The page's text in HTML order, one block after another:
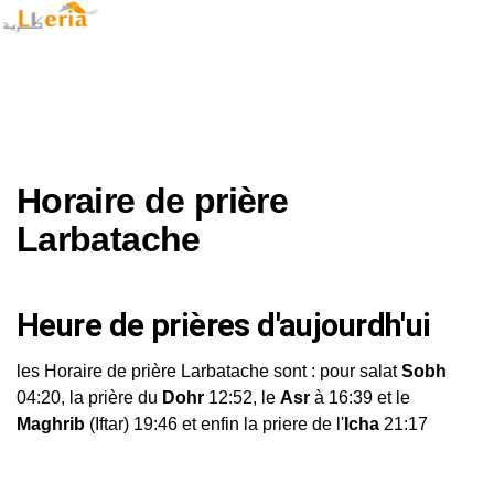
Horaire de prière
Larbatache
Heure de prières d'aujourdh'ui
les Horaire de prière Larbatache sont : pour salatSobh
04:20, la prière du Dohr 12:52, le Asr à 16:39 et le
Maghrib (Iftar) 19:46 et enfin la priere de l' Icha 21:17